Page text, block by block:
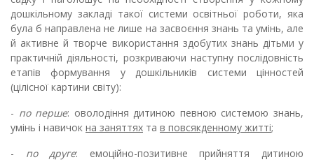
дошкільному закладі такої системи освітньої роботи, яка
була б направлена не лише на засвоєння знань та умінь, але
й активне й творче використання здобутих знань дітьми у
практичній діяльності, розкриваючи наступну послідовність
етапів формування у дошкільників системи цінностей
(цілісної картини світу):
- по перше: оволодіння дитиною певною системою знань,
умінь і навичок на заняттях та в повсякденному житті;
- по друге: емоційно-позитивне прийняття дитиною